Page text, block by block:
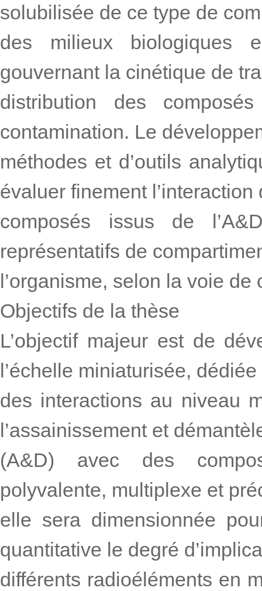
solubilisée de ce type de
des milieux biologiques
gouvernant la cinétique de
distribution des
contamination. Le
méthodes et d’outils
évaluer finement l’interaction
composés issus de
représentatifs de
l’organisme, selon la voie de
Objectifs de la thèse
L’objectif majeur est de
l’échelle miniaturisée, dédiée
des interactions au niveau
l’assainissement et
(A&D) avec des
polyvalente, multiplexe et
elle sera dimensionnée
quantitative le degré
différents radioéléments en